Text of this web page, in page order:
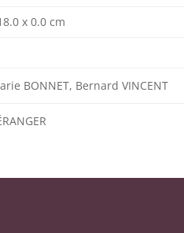
x 0.0 cm
BONNET, Bernard VINCENT